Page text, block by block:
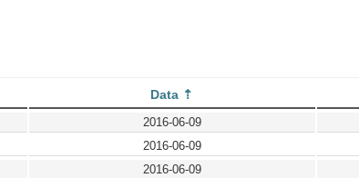
Data
2016-06-09
2016-06-09
2016-06-09